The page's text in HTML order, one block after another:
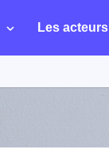
Les acteurs